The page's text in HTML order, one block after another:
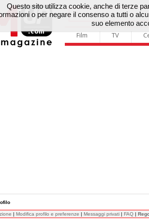
Film TV
| Modifica profilo e preferenze | Messaggi privati | FAQ |
Questo sito utilizza cookie, anche di terze
o per negare il consenso a tutti o
suo elemento